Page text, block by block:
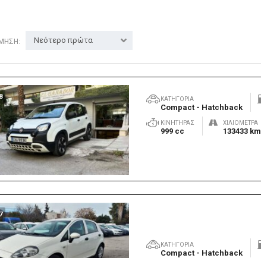
Νεότερο πρώτα
ΚΑΤΗΓΟΡΊΑ
Compact - Hatchback
ΚΙΝΗΤΉΡΑΣ
999 cc
ΧΙΛΙΌΜΕΤΡΑ
133433 km
ΚΑΤΗΓΟΡΊΑ
Compact - Hatchback